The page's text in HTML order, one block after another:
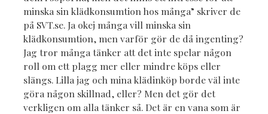
minska sin klädkonsumtion hos många” skriver de
på SVT.se. Ja okej många vill minska sin
klädkonsumtion, men varför gör de då ingenting?
Jag tror många tänker att det inte spelar någon
roll om ett plagg mer eller mindre köps eller
slängs. Lilla jag och mina klädinköp borde väl inte
göra någon skillnad, eller? Men det gör det
verkligen om alla tänker så. Det är en vana som är